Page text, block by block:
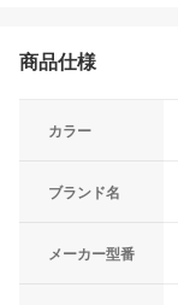
商品仕様
カラー
ブランド名
メーカー型番